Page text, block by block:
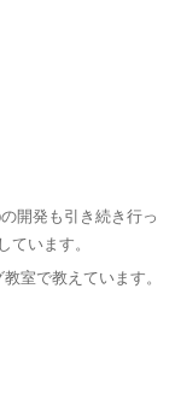
開発も引き続き行っ
ています。
室で教えています。